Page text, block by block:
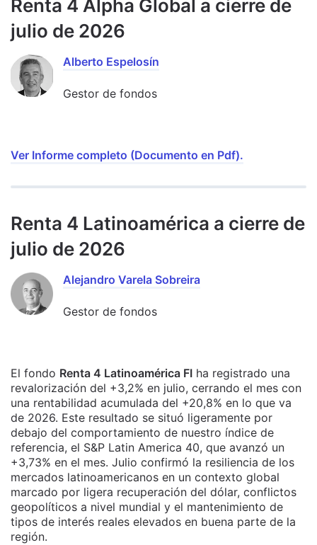
Renta 4 Alpha Global a cierre de
julio de 2026
Alberto Espelosín
Gestor de fondos
Ver Informe completo (Documento en Pdf).
Renta 4 Latinoamérica a cierre de
julio de 2026
Alejandro Varela Sobreira
Gestor de fondos
El fondo Renta 4 Latinoamérica FI ha registrado una
revalorización del +3,2% en julio, cerrando el mes con
una rentabilidad acumulada del +20,8% en lo que va
de 2026. Este resultado se situó ligeramente por
debajo del comportamiento de nuestro índice de
referencia, el S&P Latin America 40, que avanzó un
+3,73% en el mes. Julio confirmó la resiliencia de los
mercados latinoamericanos en un contexto global
marcado por ligera recuperación del dólar, conflictos
geopolíticos a nivel mundial y el mantenimiento de
tipos de interés reales elevados en buena parte de la
región.